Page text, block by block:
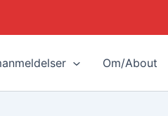
Om/About